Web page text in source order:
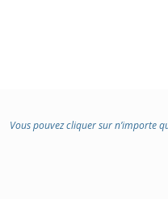
Vous pouvez cliquer sur n’importe